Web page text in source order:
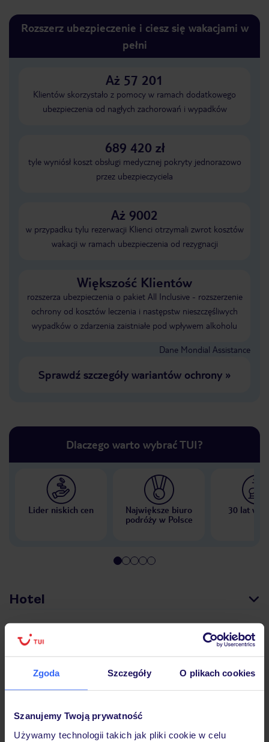
Zgoda Szczegóły O plikach cookies
Szanujemy Twoją prywatność
Używamy technologii takich jak pliki cookie w celu
Rozszerz ubezpieczenie i ciesz się wakacjami w
pełni
Aż 57 201
Klientów skorzystało z pomocy w ramach dodatkowego
ubezpieczenia od nagłych zachorowań i wypadków
689 420 zł
tyle wyniósł koszt obsługi medycznej pokryty jednorazowo
przez ubezpieczyciela
Aż 9002
w przypadku tylu rezerwacji Klienci otrzymali zwrot kosztów
wakacji w ramach ubezpieczenia od rezygnacji
Większość Klientów
rozszerza ubezpieczenia o pakiet All Inclusive - rozszerzenie
ochrony od kosztów leczenia i następstw nieszczęśliwych
wypadków o zdarzenia zaistniałe pod wpływem alkoholu
Dane Mondial Assistance
Sprawdź szczegóły wariantów ochrony»
Dlaczego warto wybrać TUI?
Lider niskich cen
Największe biuro
podróży w Polsce
30 lat w
Hotel
Opinie
Pokoje
Wyżywienie